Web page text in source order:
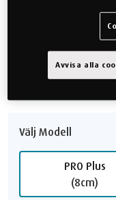
Fast
Välj Modell
PRO Plus
(8cm)
Avvisa alla